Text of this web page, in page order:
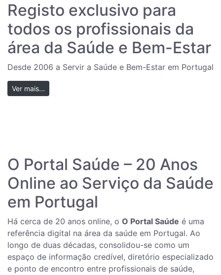
Registo exclusivo para
todos os profissionais da
área da Saúde e Bem-Estar
Desde 2006 a Servir a Saúde e Bem-Estar em Portugal
Ver mais...
O Portal Saúde – 20 Anos
Online ao Serviço da Saúde
em Portugal
Há cerca de 20 anos online, o O Portal Saúde é uma
referência digital na área da saúde em Portugal. Ao
longo de duas décadas, consolidou-se como um
espaço de informação credível, diretório especializado
e ponto de encontro entre profissionais de saúde,